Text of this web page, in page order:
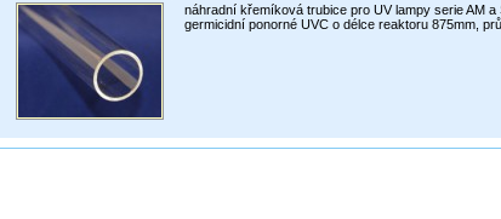
náhradní křemíková trubice pro UV lampy serie AM
germicidní ponorné UVC o délce reaktoru 875mm,